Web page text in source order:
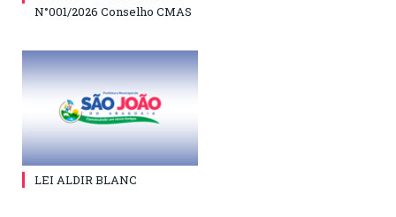
N°001/2026 Conselho CMAS
LEI ALDIR BLANC